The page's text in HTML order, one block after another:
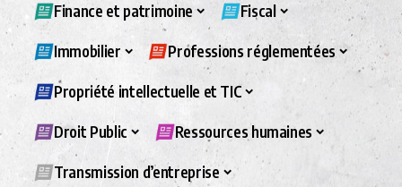
Finance et patrimoine Fiscal
Immobilier Professions réglementées
Propriété intellectuelle et TIC
Droit Public Ressources humaines
Transmission d’entreprise